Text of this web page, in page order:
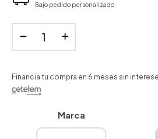
Bajo pedido personalizado
Financia tu compra en 6 meses sin
Marca